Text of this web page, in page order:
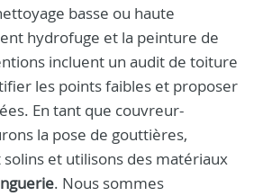
basse ou haute
hydrofuge et la peinture de
incluent un audit de toiture
les points faibles et proposer
En tant que couvreur-
la pose de gouttières,
et utilisons des matériaux
. Nous sommes